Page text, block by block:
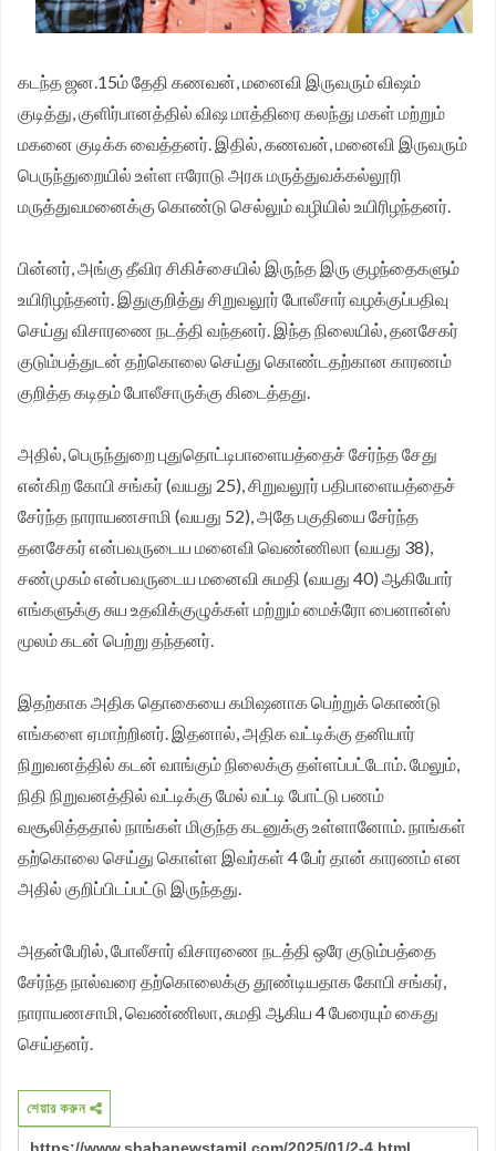
சங்க மாநில தலைவர் வேலுச்சாமி வேண்டுகோள்.
கடந்த ஜன.15ம் தேதி கணவன், மனைவி இருவரும் விஷம்
குடித்து, குளிர்பானத்தில் விஷ மாத்திரை கலந்து மகள் மற்றும்
மகனை குடிக்க வைத்தனர். இதில், கணவன், மனைவி இருவரும்
பெருந்துறையில் உள்ள ஈரோடு அரசு மருத்துவக்கல்லூரி
மருத்துவமனைக்கு கொண்டு செல்லும் வழியில் உயிரிழந்தனர்.
பின்னர், அங்கு தீவிர சிகிச்சையில் இருந்த இரு குழந்தைகளும்
உயிரிழந்தனர். இதுகுறித்து சிறுவலூர் போலீசார் வழக்குப்பதிவு
செய்து விசாரணை நடத்தி வந்தனர். இந்த நிலையில், தனசேகர்
குடும்பத்துடன் தற்கொலை செய்து கொண்டதற்கான காரணம்
குறித்த கடிதம் போலீசாருக்கு கிடைத்தது.
அதில், பெருந்துறை புதுதொட்டிபாளையத்தைச் சேர்ந்த சேது
என்கிற கோபி சங்கர் (வயது 25), சிறுவலூர் பதிபாளையத்தைச்
சேர்ந்த நாராயணசாமி (வயது 52), அதே பகுதியை சேர்ந்த
தனசேகர் என்பவருடைய மனைவி வெண்ணிலா (வயது 38),
சண்முகம் என்பவருடைய மனைவி சுமதி (வயது 40) ஆகியோர்
எங்களுக்கு சுய உதவிக்குழுக்கள் மற்றும் மைக்ரோ பைனான்ஸ்
மூலம் கடன் பெற்று தந்தனர்.
இதற்காக அதிக தொகையை கமிஷனாக பெற்றுக் கொண்டு
எங்களை ஏமாற்றினர். இதனால், அதிக வட்டிக்கு தனியார்
நிறுவனத்தில் கடன் வாங்கும் நிலைக்கு தள்ளப்பட்டோம். மேலும்,
நிதி நிறுவனத்தில் வட்டிக்கு மேல் வட்டி போட்டு பணம்
வசூலித்ததால் நாங்கள் மிகுந்த கடனுக்கு உள்ளானோம். நாங்கள்
தற்கொலை செய்து கொள்ள இவர்கள் 4 பேர் தான் காரணம் என
அதில் குறிப்பிடப்பட்டு இருந்தது.
அதன்பேரில், போலீசார் விசாரணை நடத்தி ஒரே குடும்பத்தை
சேர்ந்த நால்வரை தற்கொலைக்கு தூண்டியதாக கோபி சங்கர்,
நாராயணசாமி, வெண்ணிலா, சுமதி ஆகிய 4 பேரையும் கைது
செய்தனர்.
শেয়ার করুন